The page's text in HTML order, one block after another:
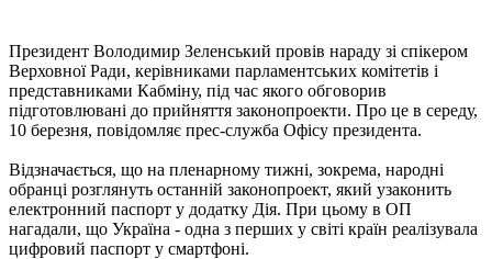
Президент Володимир Зеленський провів нараду зі спікером
Верховної Ради, керівниками парламентських комітетів і
представниками Кабміну, під час якого обговорив
підготовлювані до прийняття законопроекти. Про це в середу,
10 березня, повідомляє прес-служба Офісу президента.
Відзначається, що на пленарному тижні, зокрема, народні
обранці розглянуть останній законопроект, який узаконить
електронний паспорт у додатку Дія. При цьому в ОП
нагадали, що Україна - одна з перших у світі країн реалізувала
цифровий паспорт у смартфоні.